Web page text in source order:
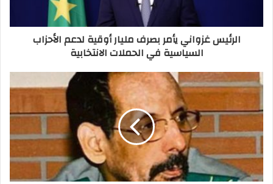
الرئيس غزواني يأمر بصرف مليار أوقية لدعم الأحزاب
السياسية في الحملات الانتخابية